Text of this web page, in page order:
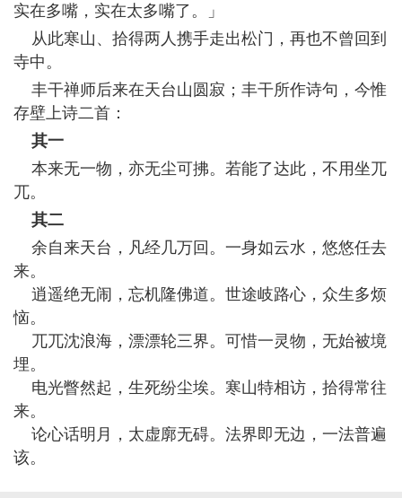
实在多嘴，实在太多嘴了。」
从此寒山、拾得两人携手走出松门，再也不曾回到
寺中。
丰干禅师后来在天台山圆寂；丰干所作诗句，今惟
存壁上诗二首：
其一
本来无一物，亦无尘可拂。若能了达此，不用坐兀
兀。
其二
余自来天台，凡经几万回。一身如云水，悠悠任去
来。
逍遥绝无闹，忘机隆佛道。世途岐路心，众生多烦
恼。
兀兀沈浪海，漂漂轮三界。可惜一灵物，无始被境
埋。
电光瞥然起，生死纷尘埃。寒山特相访，拾得常往
来。
论心话明月，太虚廓无碍。法界即无边，一法普遍
该。